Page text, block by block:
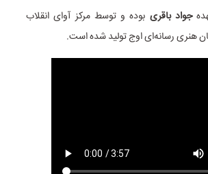
جواد باقری بوده و توسط مرکز آوای انقلاب
هنری رسانه‌ای اوج تولید شده است.